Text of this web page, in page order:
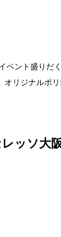
ベント盛りだ
オリジナルポ
ッソ大